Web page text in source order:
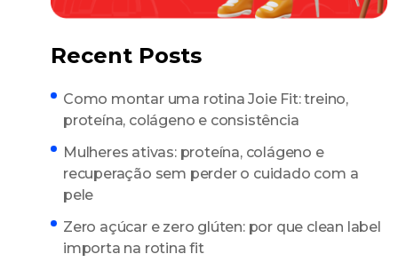
Recent Posts
Como montar uma rotina Joie Fit: treino,
proteína, colágeno e consistência
Mulheres ativas: proteína, colágeno e
recuperação sem perder o cuidado com a
pele
Zero açúcar e zero glúten: por que clean label
importa na rotina fit